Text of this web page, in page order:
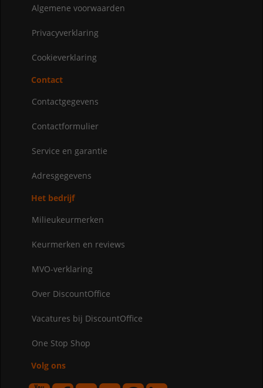
Algemene voorwaarden
Privacyverklaring
Cookieverklaring
Contact
Contactgegevens
Contactformulier
Service en garantie
Adresgegevens
Het bedrijf
Milieukeurmerken
Keurmerken en reviews
MVO-verklaring
Over DiscountOffice
Vacatures bij DiscountOffice
One Stop Shop
Volg ons